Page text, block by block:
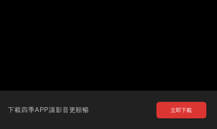
下載四季APP讓影音更順暢 立即下載